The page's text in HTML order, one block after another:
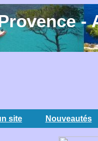
-
site Nouveautés